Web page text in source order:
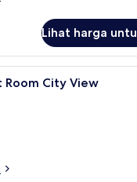
Lihat harga
Minibar,
Room City View